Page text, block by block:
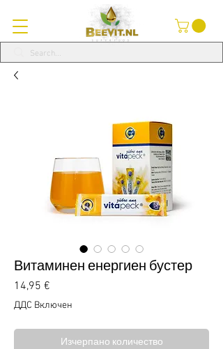
Витаминен енергиен бустер
14,95 €
ДДС Включен
Изчерпано количество